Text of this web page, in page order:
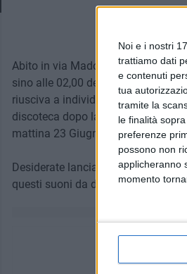
Noi e i nostri
trattiamo dati
e contenuti
tua
tramite la
le finalità
preferenze
possono non
applicheranno
momento
Abito in via Madonna della Croce
sino alle 02,00 del mattino di
riusciva a individuarne la
discoteca dopo la mezzanotte tra
mattina 23 Giugno. Alla Polizia
Desiderate lanciare un appello ai
questi suoni da discoteca?